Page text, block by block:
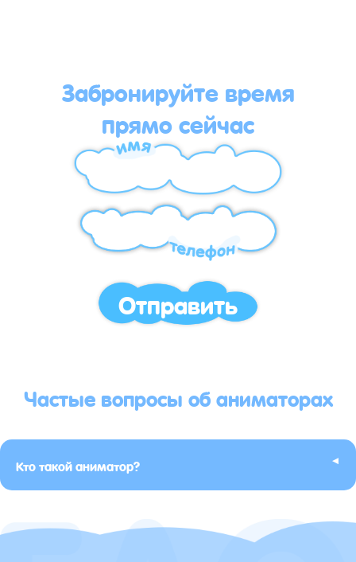
Забронируйте время
прямо сейчас
Отправить
Частые вопросы об аниматорах
Кто такой аниматор? ▸